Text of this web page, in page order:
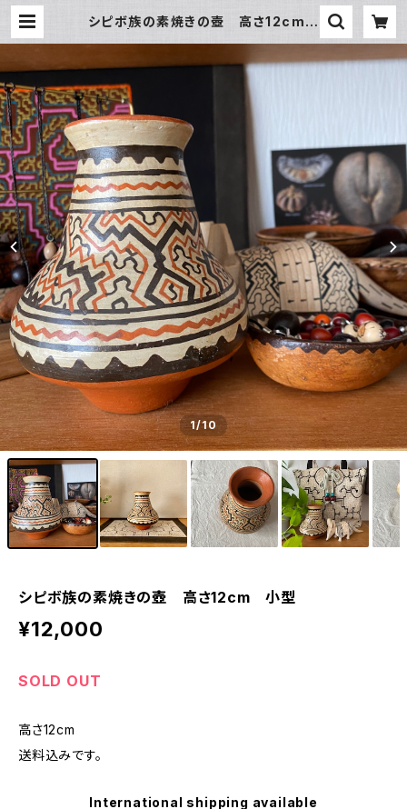
シピボ族の素焼きの壺 高さ12cm
1/10
シピボ族の素焼きの壺 高さ12cm 小型
¥12,000
SOLD OUT
高さ12cm
送料込みです。
International shipping available